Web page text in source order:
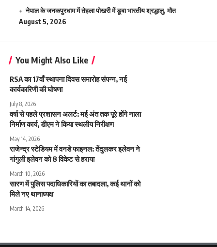
नेपाल के जनकपुरधाम में तेहला पोखरी में डूबा भारतीय श्रद्धालु, मौत
August 5, 2026
You Might Also Like
RSA का 17वाँ स्थापना दिवस समारोह संपन्न, नई
कार्यकारिणी की घोषणा
July 8, 2026
वर्षा से पहले प्रशासन अलर्ट: मई अंत तक पूरे होंगे नाला
निर्माण कार्य, डीएम ने किया स्थलीय निरीक्षण
May 14, 2026
राजेन्द्र स्टेडियम में वनडे फाइनल: तेंदुलकर इलेवन ने
गांगुली इलेवन को 8 विकेट से हराया
March 10, 2026
सारण में पुलिस पदाधिकारियों का तबादला, कई थानों को
मिले नए थानाध्यक्ष
March 14, 2026